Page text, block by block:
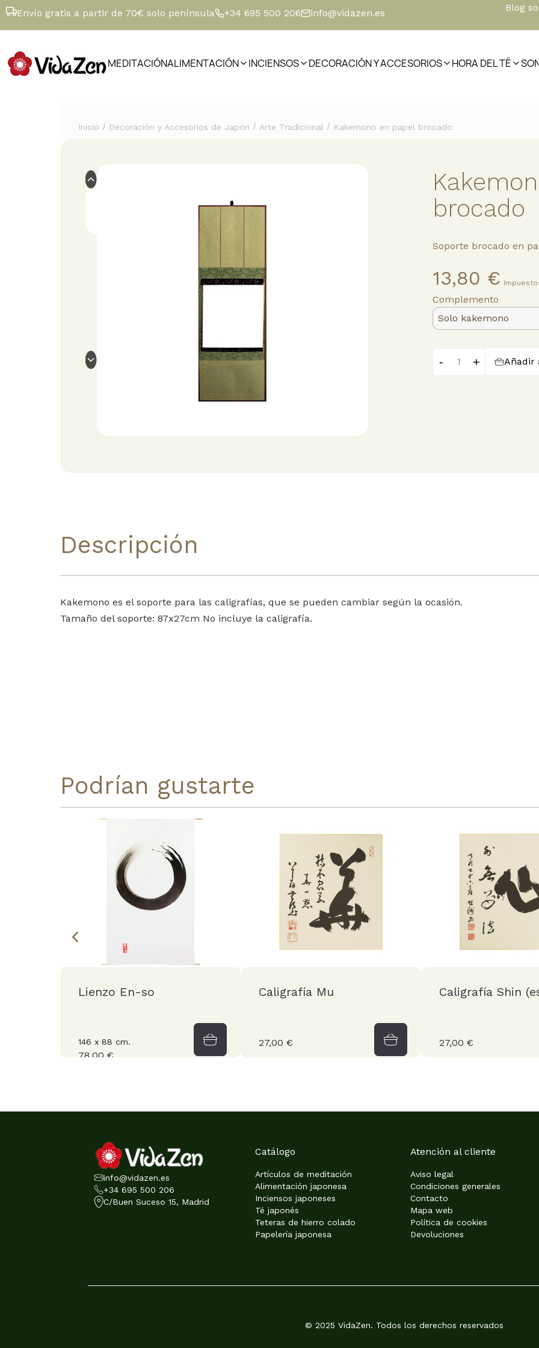
Envío gratis a partir de 70€ solo península +34 695 500 206 info@vidazen.es Blog
MEDITACIÓNALIMENTACIÓN INCIENSOS DECORACIÓN Y ACCESORIOS HORA DEL TÉ
Inicio / Decoración y Accesorios de Japón / Arte Tradicional / Kakemono en papel brocado
brocado
Soporte brocado en
13,80 €
Complemento
- + Añadir
Descripción
Kakemono es el soporte para las caligrafías, que se pueden cambiar según la ocasión.
Tamaño del soporte: 87x27cm No incluye la caligrafía.
Podrían gustarte
Lienzo En-so
146 x 88 cm.
78,00 €
Caligrafía Mu
27,00 €
Caligrafía Shin
27,00 €
info@vidazen.es
+34 695 500 206
C/Buen Suceso 15, Madrid
Catálogo
Artículos de meditación
Alimentación japonesa
Inciensos japoneses
Té japonés
Teteras de hierro colado
Papelería japonesa
Atención al cliente
Aviso legal
Condiciones generales
Contacto
Mapa web
Política de cookies
Devoluciones
© 2025 VidaZen. Todos los derechos reservados